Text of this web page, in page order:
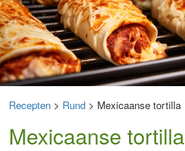
Recepten > Rund > Mexicaanse tortilla
Mexicaanse tortilla